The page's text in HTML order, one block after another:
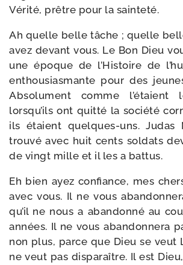
Vérité, prêtre pour la sainteté.
Ah quelle belle tâche ; quelle
avez devant vous. Le Bon Dieu
une époque de l’Histoire de
enthou­sias­mante pour des
Absolument comme l’étaient
lorsqu’ils ont quit­té la socié­té
ils étaient quelques-​uns. Judas
trou­vé avec huit cents sol­dats
de vingt mille et il les a battus.
Eh bien ayez confiance, mes
avec vous. Il ne vous
qu’il ne nous a aban­don­né au
années. Il ne vous aban­don­ne­ra
non plus, parce que Dieu se veut
ne veut pas dis­pa­raître. Il est